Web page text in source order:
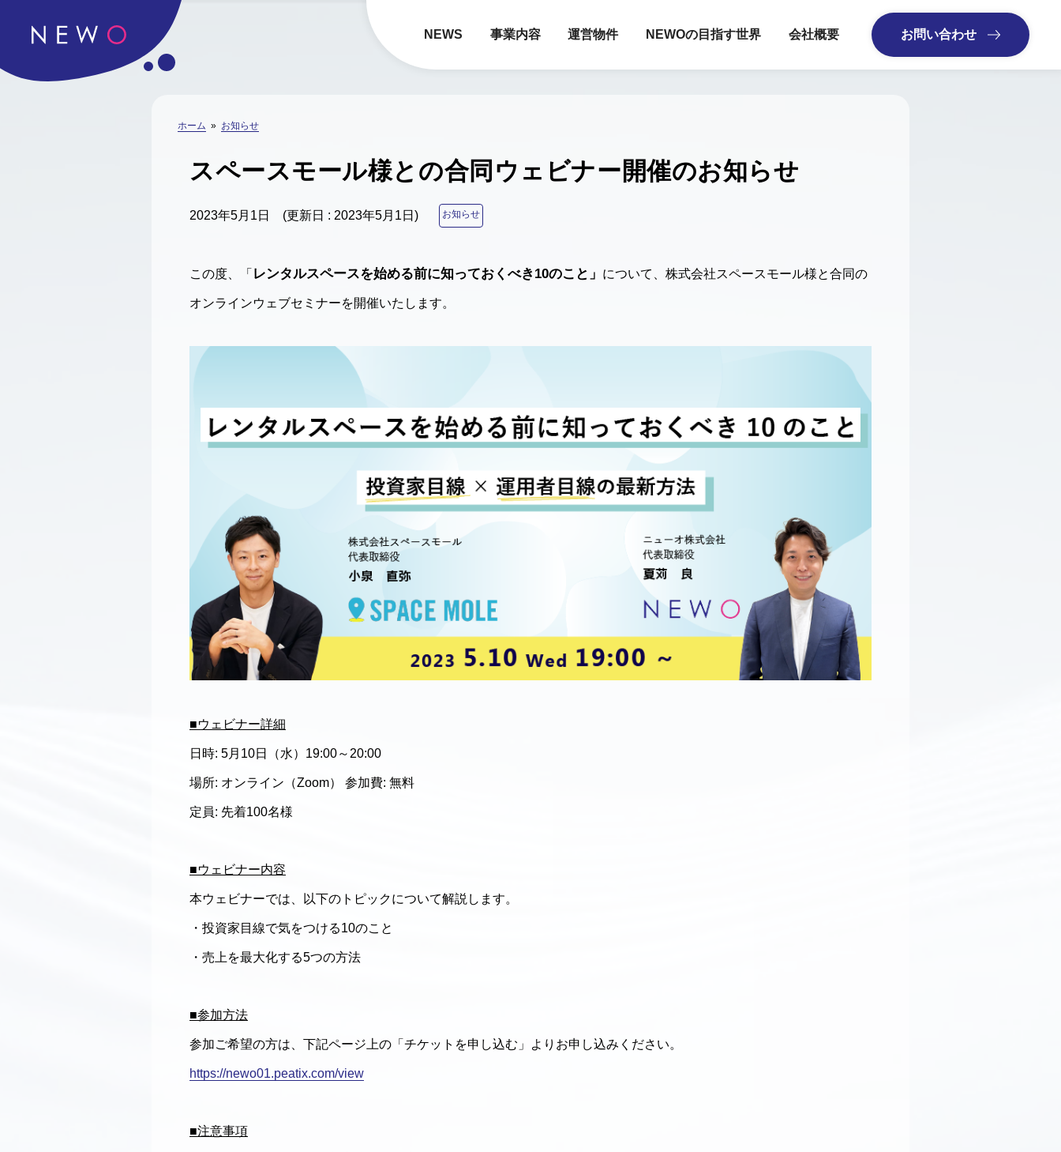
NEWS 事業内容 運営物件 NEWOの目指す世界 会社概要 お問い合わせ
ホーム » お知らせ
スペースモール様との合同ウェビナー開催のお知らせ
2023年5月1日 (更新日 : 2023年5月1日) お知らせ
この度、「 レンタルスペースを始める前に知っておくべき10のこと」 について、株式会社スペースモール様と合同の
オンラインウェブセミナーを開催いたします。
■ウェビナー詳細
日時: 5月10日（水）19:00～20:00
場所: オンライン（Zoom） 参加費: 無料
定員: 先着100名様
■ウェビナー内容
本ウェビナーでは、以下のトピックについて解説します。
・投資家目線で気をつける10のこと
・売上を最大化する5つの方法
■参加方法
参加ご希望の方は、下記ページ上の「チケットを申し込む」よりお申し込みください。
https://newo01.peatix.com/view
■注意事項